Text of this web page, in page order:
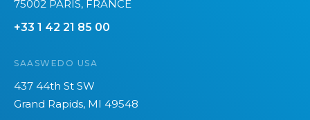
75002 PARIS, FRANCE
+33 1 42 21 85 00
SAASWEDO USA
437 44th St SW
Grand Rapids, MI 49548